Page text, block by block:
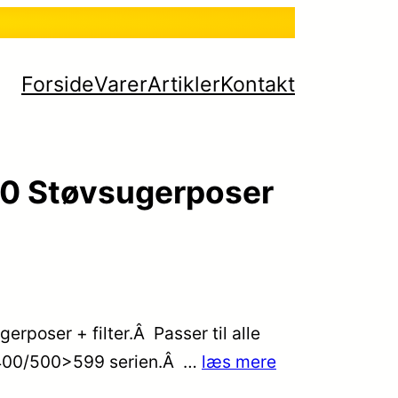
ForsideVarerArtiklerKontakt
Støvsugerposer
+ filter.Â Passer til alle
500>599 serien.Â … læs mere